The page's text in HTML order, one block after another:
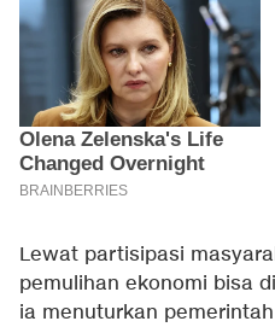
Lewat partisipasi
pemulihan ekonomi bisa
ia menuturkan